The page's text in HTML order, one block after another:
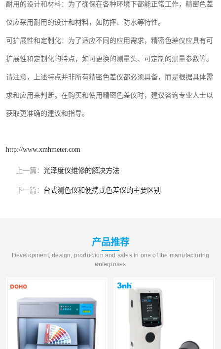
耐用的设计和材料：为了确保在各种环境下都能正常工作，精密色差
仪应采用耐用的设计和材料，如防摔、防水等特性。
可扩展性和定制化：为了适应不同的应用需求，精密色差仪应具有可
扩展性和定制化的特点，如可更换的测量头、可定制的测量参数等。
请注意，上述特点并非所有精密色差仪都必须具备，而是根据具体需
求和应用来判断。在购买和使用精密色差仪时，建议咨询专业人士以
获取更准确的建议和指导。
http://www.xmhmeter.com
上一篇： 光泽度仪维修的解决方法
下一篇： 台式测色仪和便携式色差仪的主要区别
产品推荐
Development, design, production and sales in one of the manufacturing
enterprises